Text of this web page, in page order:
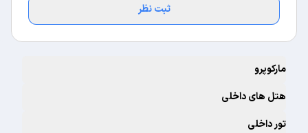
ثبت نظر
مارکوپرو
هتل های داخلی
تور داخلی